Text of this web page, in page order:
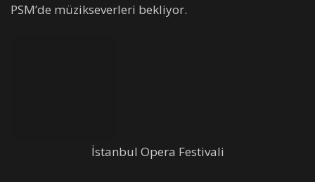
PSM’de müzikseverleri bekliyor.
İstanbul Opera Festivali